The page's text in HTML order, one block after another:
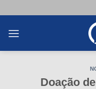
content
Doação